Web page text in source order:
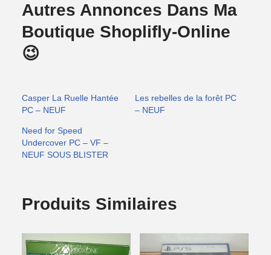
Autres Annonces Dans Ma
Boutique Shoplifly-Online
😉
Casper La Ruelle Hantée
PC – NEUF
Les rebelles de la forêt PC
– NEUF
Need for Speed
Undercover PC – VF –
NEUF SOUS BLISTER
Produits Similaires